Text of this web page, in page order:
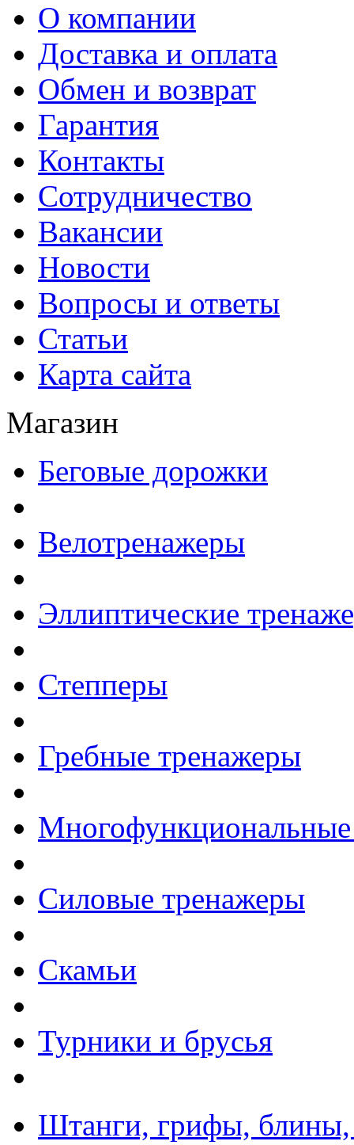
О компании
Доставка и оплата
Обмен и возврат
Гарантия
Контакты
Сотрудничество
Вакансии
Новости
Вопросы и ответы
Статьи
Карта сайта
Магазин
Беговые дорожки
Велотренажеры
Эллиптические
Степперы
Гребные тренажеры
Силовые тренажеры
Скамьи
Турники и брусья
Штанги, грифы, блины,